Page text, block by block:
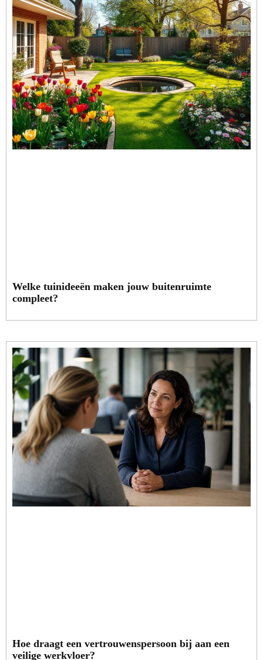
Welke tuinideeën maken jouw buitenruimte
compleet?
Hoe draagt een vertrouwenspersoon bij aan een
veilige werkvloer?